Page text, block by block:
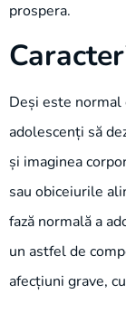
prospera.
Deși este
adolescenți să
și imaginea
sau obiceiurile
fază normală a
un astfel de
afecțiuni grave,